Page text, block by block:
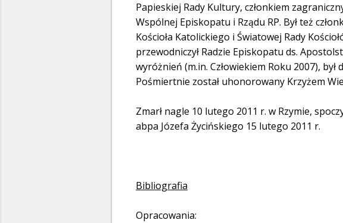
Papieskiej Rady Kultury, członkiem
Wspólnej Episkopatu i Rządu RP. Był też
Kościoła Katolickiego i Światowej Rady
przewodniczył Radzie Episkopatu ds.
wyróżnień (m.in. Człowiekiem Roku 2007),
Pośmiertnie został uhonorowany Krzyżem
Zmarł nagle 10 lutego 2011 r. w Rzymie,
abpa Józefa Życińskiego 15 lutego 2011 r.
Bibliografia
Opracowania: